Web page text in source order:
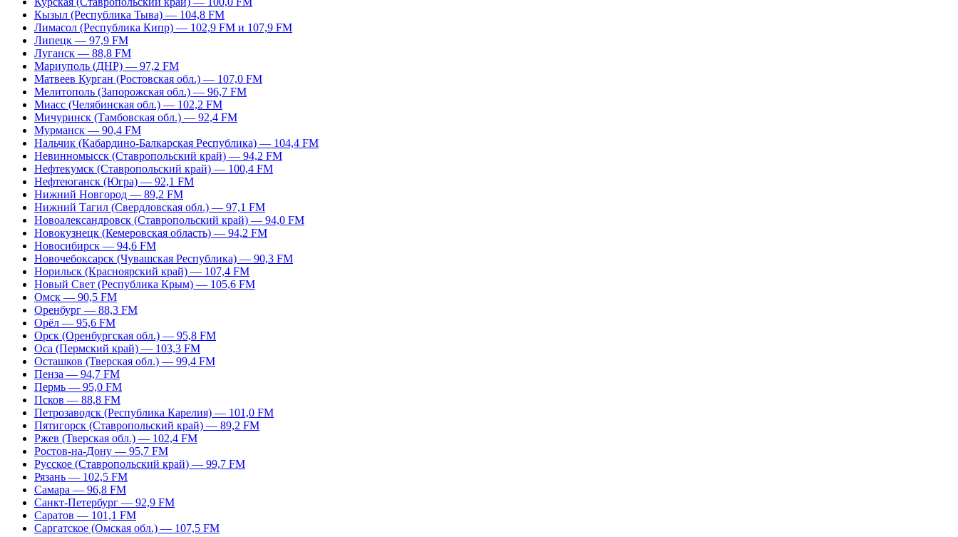
Кызыл (Республика Тыва) — 104,8 FM
Лимасол (Республика Кипр) — 102,9 FM и 107,9 FM
Липецк — 97,9 FM
Луганск — 88,8 FM
Мариуполь (ДНР) — 97,2 FM
Матвеев Курган (Ростовская обл.) — 107,0 FM
Мелитополь (Запорожская обл.) — 96,7 FM
Миасс (Челябинская обл.) — 102,2 FM
Мичуринск (Тамбовская обл.) — 92,4 FM
Мурманск — 90,4 FM
Нальчик (Кабардино-Балкарская Республика) — 104,4 FM
Невинномысск (Ставропольский край) — 94,2 FM
Нефтекумск (Ставропольский край) — 100,4 FM
Нефтеюганск (Югра) — 92,1 FM
Нижний Новгород — 89,2 FM
Нижний Тагил (Свердловская обл.) — 97,1 FM
Новоалександровск (Ставропольский край) — 94,0 FM
Новокузнецк (Кемеровская область) — 94,2 FM
Новосибирск — 94,6 FM
Новочебоксарск (Чувашская Республика) — 90,3 FM
Норильск (Красноярский край) — 107,4 FM
Новый Свет (Республика Крым) — 105,6 FM
Омск — 90,5 FM
Оренбург — 88,3 FM
Орёл — 95,6 FM
Орск (Оренбургская обл.) — 95,8 FM
Оса (Пермский край) — 103,3 FM
Осташков (Тверская обл.) — 99,4 FM
Пенза — 94,7 FM
Пермь — 95,0 FM
Псков — 88,8 FM
Петрозаводск (Республика Карелия) — 101,0 FM
Пятигорск (Ставропольский край) — 89,2 FM
Ржев (Тверская обл.) — 102,4 FM
Ростов-на-Дону — 95,7 FM
Русское (Ставропольский край) — 99,7 FM
Рязань — 102,5 FM
Самара — 96,8 FM
Санкт-Петербург — 92,9 FM
Саратов — 101,1 FM
Саргатское (Омская обл.) — 107,5 FM